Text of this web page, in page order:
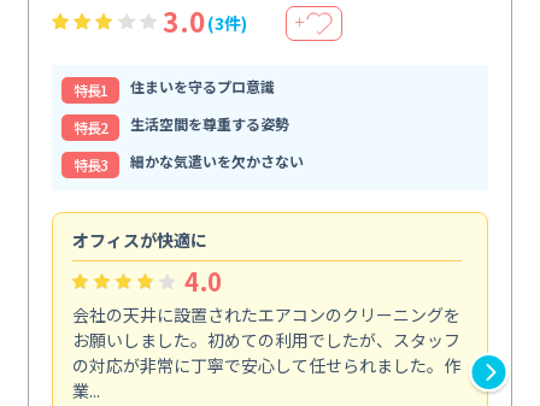
3.0(3件) ＋
特⻑1
住まいを守るプロ意識
特⻑2
生活空間を尊重する姿勢
特⻑3
細かな気遣いを欠かさない
オフィスが快適に
4.0
会社の天井に設置されたエアコンのクリーニングを
お願いしました。初めての利用でしたが、スタッフ
の対応が非常に丁寧で安心して任せられました。作
業...